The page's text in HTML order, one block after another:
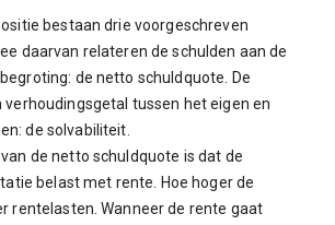
bestaan drie voorgeschreven
daarvan relateren de schulden aan de
de netto schuldquote. De
tussen het eigen en
de solvabiliteit.
de netto schuldquote is dat de
belast met rente. Hoe hoger de
rentelasten. Wanneer de rente gaat